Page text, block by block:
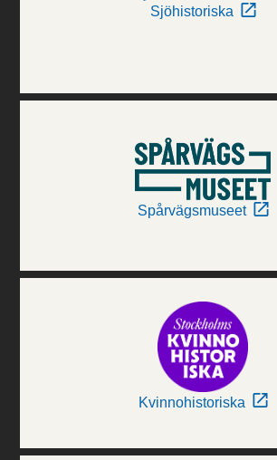
Sjöhistoriska
Spårvägsmuseet
Kvinnohistoriska